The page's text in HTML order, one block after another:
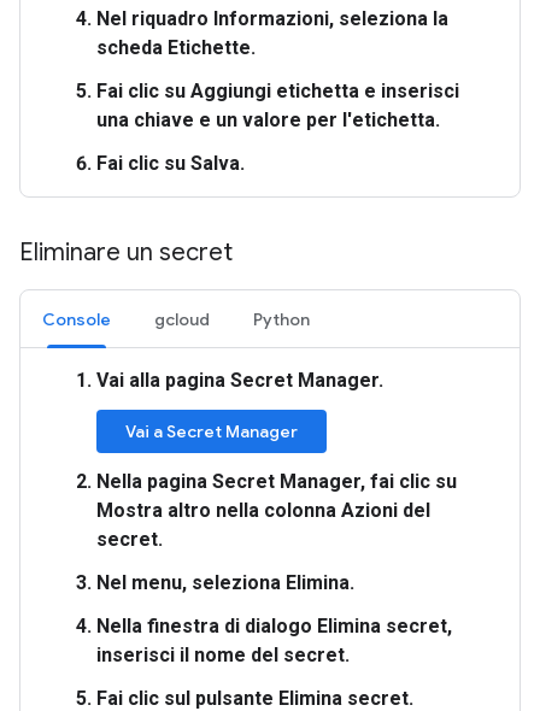
Nel riquadro Informazioni, seleziona la
scheda Etichette.
Fai clic su Aggiungi etichetta e inserisci
una chiave e un valore per l'etichetta.
Fai clic su Salva.
Eliminare un secret
Console gcloud Python
Vai alla pagina Secret Manager.
Vai a Secret Manager
Nella pagina Secret Manager, fai clic su
Mostra altro nella colonna Azioni del
secret.
Nel menu, seleziona Elimina.
Nella finestra di dialogo Elimina secret,
inserisci il nome del secret.
Fai clic sul pulsante Elimina secret.